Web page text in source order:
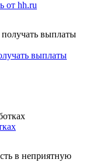
от hh.ru
выплаты